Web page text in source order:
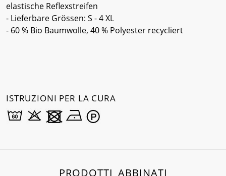
elastische Reflexstreifen
- Lieferbare Grössen: S - 4 XL
- 60 % Bio Baumwolle, 40 % Polyester recycliert
ISTRUZIONI PER LA CURA
PRODOTTI ABBINATI